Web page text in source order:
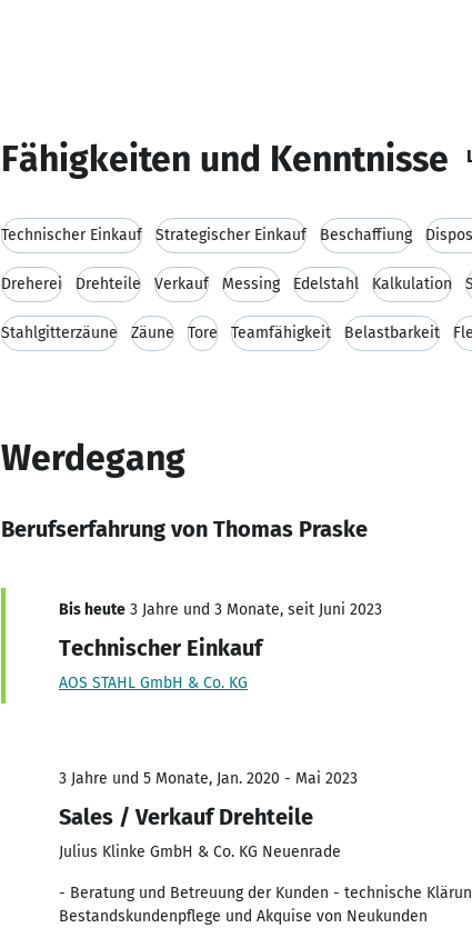
Fähigkeiten und Kenntnisse
Technischer Einkauf Strategischer Einkauf Beschaffiung
Dreherei Drehteile Verkauf Messing Edelstahl Kalkulation
Stahlgitterzäune Zäune Tore Teamfähigkeit Belastbarkeit
Werdegang
Berufserfahrung von Thomas Praske
Bis heute 3 Jahre und 3 Monate, seit Juni 2023
Technischer Einkauf
AOS STAHL GmbH & Co. KG
3 Jahre und 5 Monate, Jan. 2020 - Mai 2023
Sales / Verkauf Drehteile
Julius Klinke GmbH & Co. KG Neuenrade
- Beratung und Betreuung der Kunden - technische
Bestandskundenpflege und Akquise von Neukunden